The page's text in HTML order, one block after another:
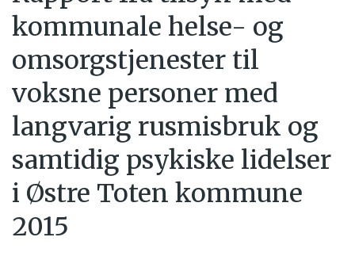
kommunale helse- og
omsorgstjenester til
voksne personer med
langvarig rusmisbruk og
samtidig psykiske lidelser
i Østre Toten kommune
2015